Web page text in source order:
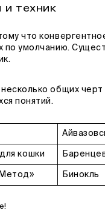
техник
что
по умолчанию.
общих черт
понятий.
кошки
Бинокль